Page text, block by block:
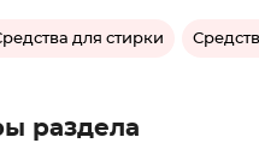
для стирки
раздела